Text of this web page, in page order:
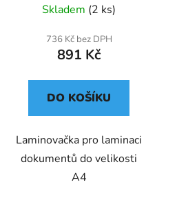
Skladem (2 ks)
736 Kč bez DPH
891 Kč
DO KOŠÍKU
Laminovačka pro laminaci
dokumentů do velikosti
A4